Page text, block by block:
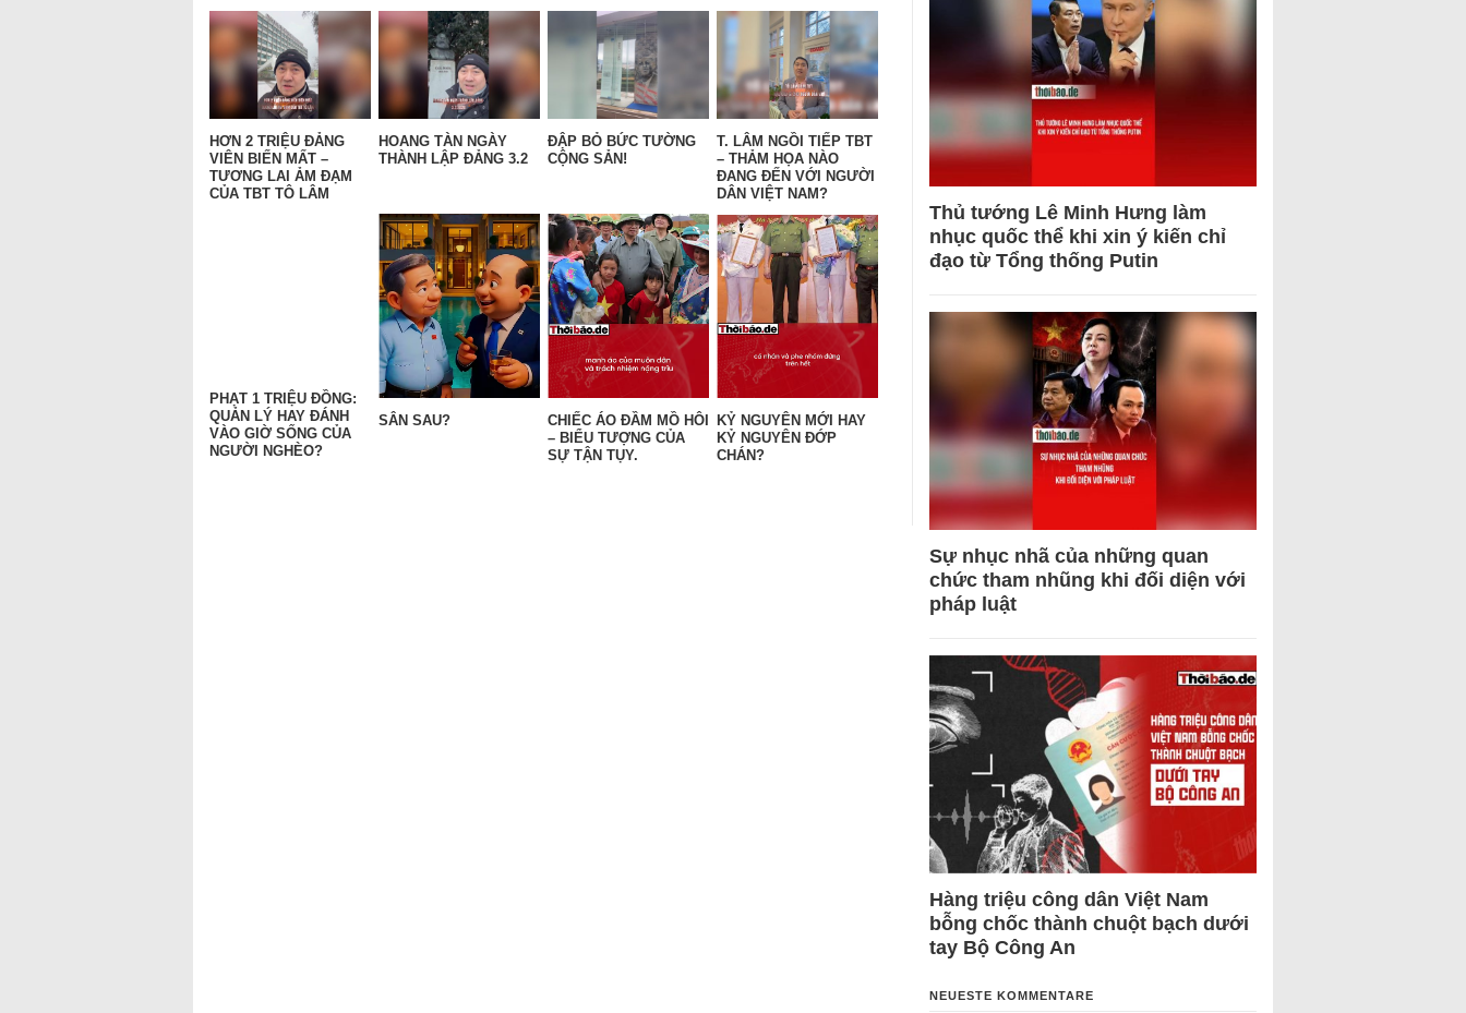
HƠN 2 TRIỆU ĐẢNG
VIÊN BIẾN MẤT –
TƯƠNG LAI ẢM ĐẠM
CỦA TBT TÔ LÂM
HOANG TÀN NGÀY
THÀNH LẬP ĐẢNG 3.2
ĐẬP BỎ BỨC TƯỜNG
CỘNG SẢN!
T. LÂM NGỒI TIẾP TBT
– THẢM HỌA NÀO
ĐANG ĐẾN VỚI NGƯỜI
DÂN VIỆT NAM?
PHẠT 1 TRIỆU ĐỒNG:
QUẢN LÝ HAY ĐÁNH
VÀO GIỜ SỐNG CỦA
NGƯỜI NGHÈO?
SÂN SAU?
CHIẾC ÁO ĐẦM MỒ HÔI
– BIỂU TƯỢNG CỦA
SỰ TẬN TỤY.
KỶ NGUYÊN MỚI HAY
KỶ NGUYÊN ĐỚP
CHÁN?
Thủ tướng Lê Minh Hưng làm
nhục quốc thể khi xin ý kiến chỉ
đạo từ Tổng thống Putin
Sự nhục nhã của những quan
chức tham nhũng khi đối diện với
pháp luật
Hàng triệu công dân Việt Nam
bỗng chốc thành chuột bạch dưới
tay Bộ Công An
NEUESTE KOMMENTARE